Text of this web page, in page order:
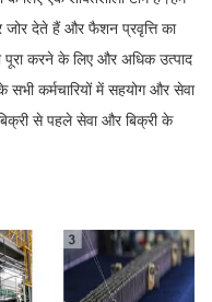
जोर देते हैं और फैशन प्रवृत्ति का
पूरा करने के लिए और अधिक उत्पाद
कर्मचारियों में सहयोग और सेवा
से पहले सेवा और बिक्री के